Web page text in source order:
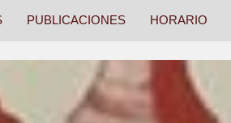
PUBLICACIONES HORARIO